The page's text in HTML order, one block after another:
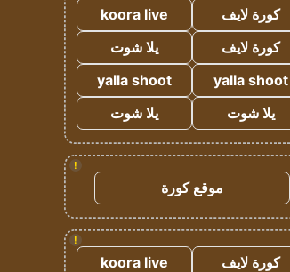
كورة لايف
koora live
كورة لايف
يلا شوت
yalla shoot
yalla shoot
يلا شوت
يلا شوت
!
موقع كورة
!
كورة لايف
koora live